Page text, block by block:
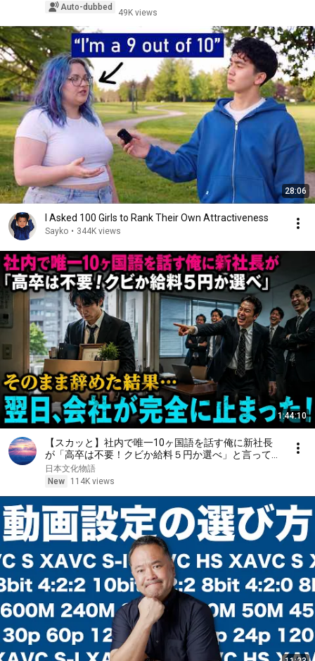
Auto-dubbed
49K views
28:06
I Asked 100 Girls to Rank Their Own Attractiveness
Sayko • 344K views
1:44:10
【スカッと】社内で唯一10ヶ国語を話す俺に新社長
が「高卒は不要！クビか給料５円か選べ」と言ってき
た。そのまま辞めた結果
日本文化物語
New
114K views